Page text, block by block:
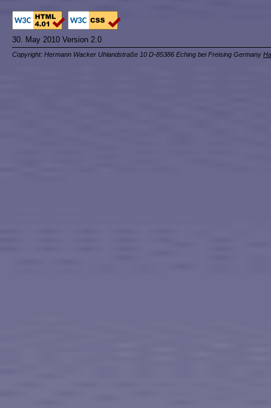
30. May 2010 Version 2.0
Copyright: Hermann Wacker Uhlandstraße 10 D-85386 Eching bei Freising Germany